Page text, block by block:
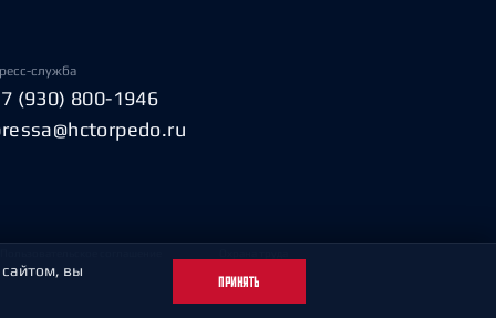
служба
(930) 800-1946
сайтом, вы
ПРИНЯТЬ